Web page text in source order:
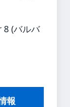
8 (バルバ
報